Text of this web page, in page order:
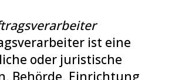
ist eine
oder juristische